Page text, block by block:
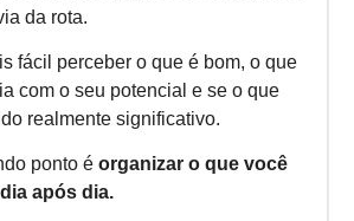
da rota.
fácil perceber o que é bom, o que
com o seu potencial e se o que
realmente significativo.
ponto é organizar o que você
após dia.